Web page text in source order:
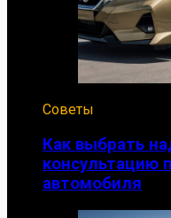
Советы
Как выбрать
консультацию
автомобиля